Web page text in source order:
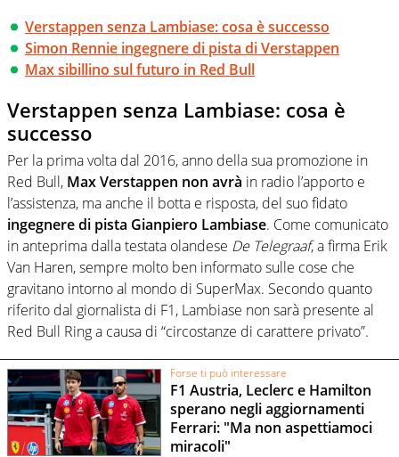
Verstappen senza Lambiase: cosa è successo
Simon Rennie ingegnere di pista di Verstappen
Max sibillino sul futuro in Red Bull
Verstappen senza Lambiase: cosa è
successo
Per la prima volta dal 2016, anno della sua promozione in
Red Bull, Max Verstappen non avrà in radio l’apporto e
l’assistenza, ma anche il botta e risposta, del suo fidato
ingegnere di pista Gianpiero Lambiase. Come comunicato
in anteprima dalla testata olandese De Telegraaf, a firma Erik
Van Haren, sempre molto ben informato sulle cose che
gravitano intorno al mondo di SuperMax. Secondo quanto
riferito dal giornalista di F1, Lambiase non sarà presente al
Red Bull Ring a causa di “circostanze di carattere privato”.
Forse ti può interessare
F1 Austria, Leclerc e Hamilton
sperano negli aggiornamenti
Ferrari: "Ma non aspettiamoci
miracoli"